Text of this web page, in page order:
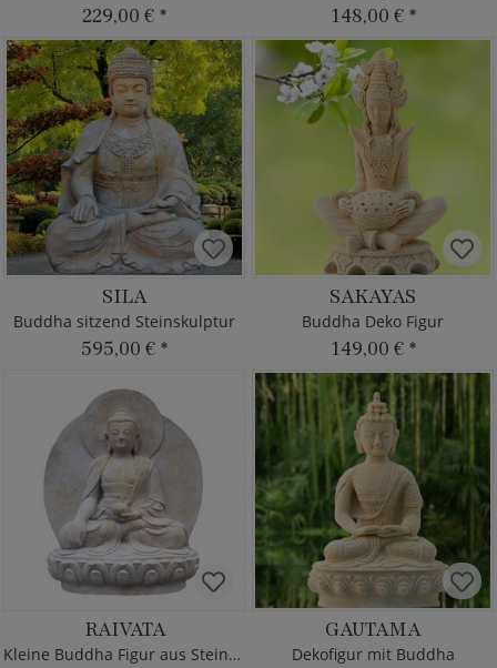
229,00 € * 148,00 € *
SILA
Buddha sitzend Steinskulptur
595,00 € *
SAKAYAS
Buddha Deko Figur
149,00 € *
RAIVATA
Kleine Buddha Figur aus Steinguss sitzend
GAUTAMA
Dekofigur mit Buddha